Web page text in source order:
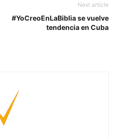
Next article
#YoCreoEnLaBiblia se vuelve
tendencia en Cuba